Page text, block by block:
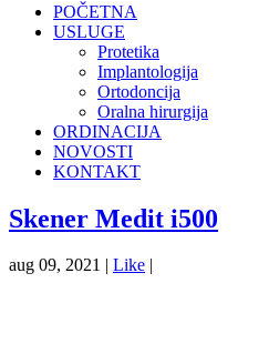
POČETNA
USLUGE
Protetika
Implantologija
Ortodoncija
Oralna hirurgija
ORDINACIJA
NOVOSTI
KONTAKT
Skener Medit i500
aug 09, 2021 | Like |